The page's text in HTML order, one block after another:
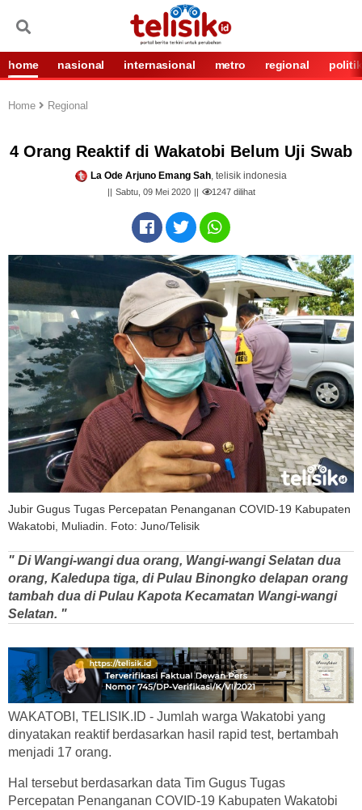
home nasional internasional metro regional politik
Home Regional
4 Orang Reaktif di Wakatobi Belum Uji Swab
La Ode Arjuno Emang Sah, telisik indonesia
Sabtu, 09 Mei 2020 1247dilihat
Jubir Gugus Tugas Percepatan Penanganan COVID-19 Kabupaten
Wakatobi, Muliadin. Foto: Juno/Telisik
" Di Wangi-wangi dua orang, Wangi-wangi Selatan dua
orang, Kaledupa tiga, di Pulau Binongko delapan orang
tambah dua di Pulau Kapota Kecamatan Wangi-wangi
Selatan. "
WAKATOBI, TELISIK.ID - Jumlah warga Wakatobi yang
dinyatakan reaktif berdasarkan hasil rapid test, bertambah
menjadi 17 orang.
Hal tersebut berdasarkan data Tim Gugus Tugas
Percepatan Penanganan COVID-19 Kabupaten Wakatobi